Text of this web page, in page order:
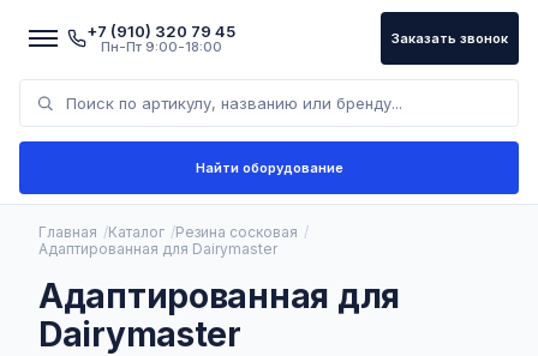
+7 (910) 320 79 45
Пн-Пт 9:00-18:00 Заказать звонок
Найти оборудование
Главная Каталог
Резина сосковая
Адаптированная для Dairymaster
Адаптированная для
Dairymaster